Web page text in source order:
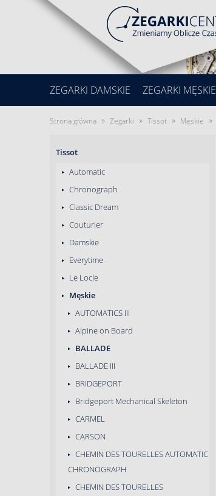
ZEGARKI DAMSKIE ZEGARKI MĘSKIE
Strona główna » Zegarki » Tissot » Męskie »
Tissot
Automatic
Chronograph
Classic Dream
Couturier
Damskie
Everytime
Le Locle
Męskie
AUTOMATICS III
Alpine on Board
BALLADE
BALLADE III
BRIDGEPORT
Bridgeport Mechanical Skeleton
CARMEL
CARSON
CHEMIN DES TOURELLES AUTOMATIC
CHRONOGRAPH
CHEMIN DES TOURELLES